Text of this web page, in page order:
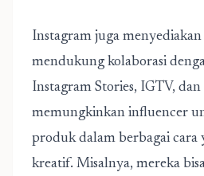
Instagram juga
mendukung kolaborasi
Instagram Stories, IGTV,
memungkinkan influencer
produk dalam berbagai cara
kreatif. Misalnya, mereka